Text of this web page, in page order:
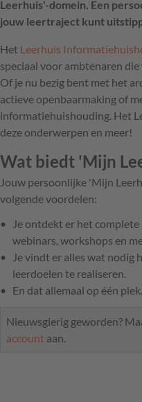
Leerhuis'-domein. Een
jouw leertraject kunt
Het Leerhuis
speciaal voor ambtenaren
Of je nu bezig bent met het
actieve openbaarmaking of
informatiehuishouding. Het
deze onderwerpen en meer!
Wat biedt 'Mijn
Jouw persoonlijke 'Mijn
volgende voordelen:
Je ontdekt er het
webinars, workshops en
Je vindt er alles wat
leerdoelen te realiseren.
En dat allemaal op één
Nieuwsgierig geworden?
account aan.